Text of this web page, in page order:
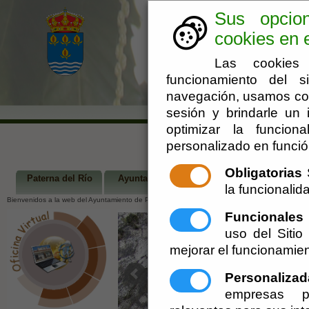
Sus
cookies en
Las
funcionamiento del
navegación, usamos
sesión y brindarle un
optimizar la
personalizado en
Obligatorias
la
Funcionales
uso del Sitio
mejorar el
empresas
Paterna del Río Ayuntamiento Turismo
Bienvenidos a la web del Ayuntamiento de Paterna del Río